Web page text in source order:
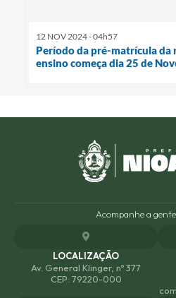
12 NOV 2024 - 04h57
Período da pré-matrícula da
ensino começa dia 25 de
Acompanhe a
LOCALIZAÇÃO
Av. General Klinger, nº 377
CEP: 79220-000